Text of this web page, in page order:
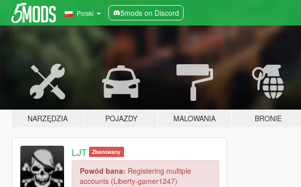
Polski 5mods on Discord
NARZĘDZIA POJAZDY MALOWANIA BRONIE
LJT Zbanowany
Powód bana: Registering multiple
accounts (Liberty-gamer1247)